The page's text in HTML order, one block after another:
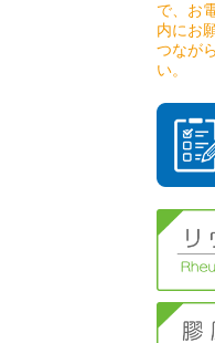
で、お
内にお
つなが
い。